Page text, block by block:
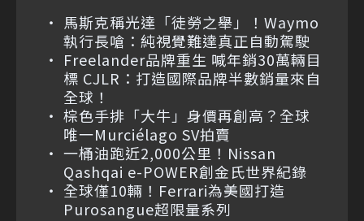
馬斯克稱光達「徒勞之舉」！Waymo
執行長嗆：純視覺難達真正自動駕駛
Freelander品牌重生 喊年銷30萬輛目
標 CJLR：打造國際品牌半數銷量來自
全球！
棕色手排「大牛」身價再創高？全球
唯一Murciélago SV拍賣
一桶油跑近2,000公里！Nissan
Qashqai e-POWER創金氏世界紀錄
全球僅10輛！Ferrari為美國打造
Purosangue超限量系列